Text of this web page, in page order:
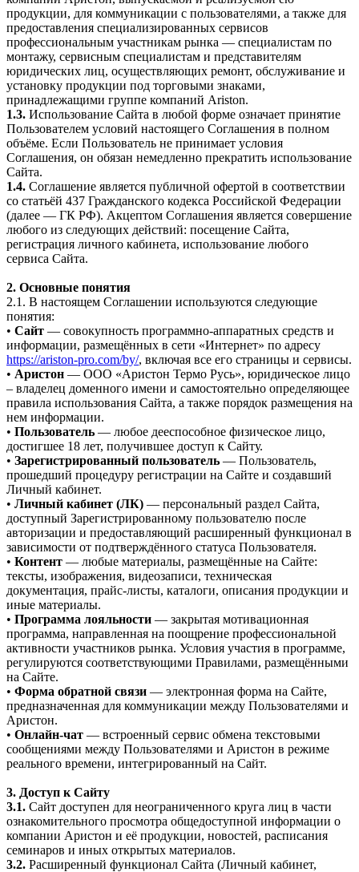
продукции, для коммуникации с пользователями, а также для
предоставления специализированных сервисов
профессиональным участникам рынка — специалистам по
монтажу, сервисным специалистам и представителям
юридических лиц, осуществляющих ремонт, обслуживание и
установку продукции под торговыми знаками,
принадлежащими группе компаний Ariston.
1.3. Использование Сайта в любой форме означает принятие
Пользователем условий настоящего Соглашения в полном
объёме. Если Пользователь не принимает условия
Соглашения, он обязан немедленно прекратить использование
Сайта.
1.4. Соглашение является публичной офертой в соответствии
со статьёй 437 Гражданского кодекса Российской Федерации
(далее — ГК РФ). Акцептом Соглашения является совершение
любого из следующих действий: посещение Сайта,
регистрация личного кабинета, использование любого
сервиса Сайта.
2. Основные понятия
2.1. В настоящем Соглашении используются следующие
понятия:
• Сайт — совокупность программно-аппаратных средств и
информации, размещённых в сети «Интернет» по адресу
https://ariston-pro.com/by/, включая все его страницы и сервисы.
• Аристон — ООО «Аристон Термо Русь», юридическое лицо
– владелец доменного имени и самостоятельно определяющее
правила использования Сайта, а также порядок размещения на
нем информации.
• Пользователь — любое дееспособное физическое лицо,
достигшее 18 лет, получившее доступ к Сайту.
• Зарегистрированный пользователь — Пользователь,
прошедший процедуру регистрации на Сайте и создавший
Личный кабинет.
• Личный кабинет (ЛК) — персональный раздел Сайта,
доступный Зарегистрированному пользователю после
авторизации и предоставляющий расширенный функционал в
зависимости от подтверждённого статуса Пользователя.
• Контент — любые материалы, размещённые на Сайте:
тексты, изображения, видеозаписи, техническая
документация, прайс-листы, каталоги, описания продукции и
иные материалы.
• Программа лояльности — закрытая мотивационная
программа, направленная на поощрение профессиональной
активности участников рынка. Условия участия в программе,
регулируются соответствующими Правилами, размещёнными
на Сайте.
• Форма обратной связи — электронная форма на Сайте,
предназначенная для коммуникации между Пользователями и
Аристон.
• Онлайн-чат — встроенный сервис обмена текстовыми
сообщениями между Пользователями и Аристон в режиме
реального времени, интегрированный на Сайт.
3. Доступ к Сайту
3.1. Сайт доступен для неограниченного круга лиц в части
ознакомительного просмотра общедоступной информации о
компании Аристон и её продукции, новостей, расписания
семинаров и иных открытых материалов.
3.2. Расширенный функционал Сайта (Личный кабинет,